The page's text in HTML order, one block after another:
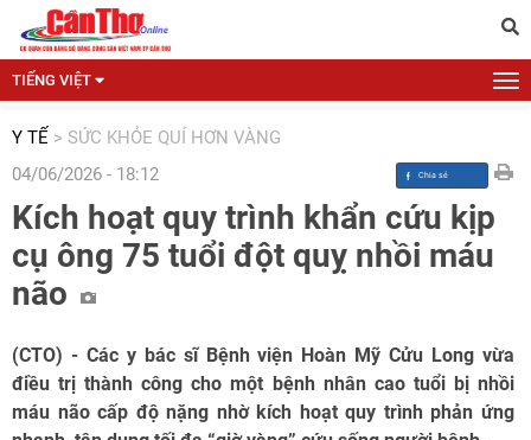
TIẾNG VIỆT
Y TẾ > SỨC KHỎE QUÍ HƠN VÀNG
04/06/2026 - 18:12
Kích hoạt quy trình khẩn cứu kịp
cụ ông 75 tuổi đột quỵ nhồi máu
não
(CTO) - Các y bác sĩ Bệnh viện Hoàn Mỹ Cửu Long vừa
điều trị thành công cho một bệnh nhân cao tuổi bị nhồi
máu não cấp độ nặng nhờ kích hoạt quy trình phản ứng